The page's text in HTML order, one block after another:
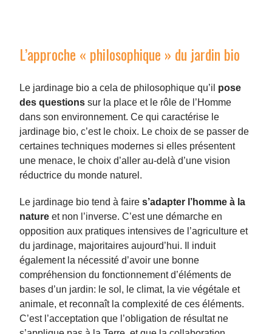
L’approche « philosophique » du jardin bio
Le jardinage bio a cela de philosophique qu’il pose
des questionssur la place et le rôle de l’Homme
dans son environnement. Ce qui caractérise le
jardinage bio, c’est le choix. Le choix de se passer de
certaines techniques modernes si elles présentent
une menace, le choix d’aller au-delà d’une vision
réductrice du monde naturel.
Le jardinage bio tend à faires’adapter l’homme à la
nature et non l’inverse. C’est une démarche en
opposition aux pratiques intensives de l’agriculture et
du jardinage, majoritaires aujourd’hui. Il induit
également la nécessité d’avoir une bonne
compréhension du fonctionnement d’éléments de
bases d’un jardin: le sol, le climat, la vie végétale et
animale, et reconnaît la complexité de ces éléments.
C’est l’acceptation que l’obligation de résultat ne